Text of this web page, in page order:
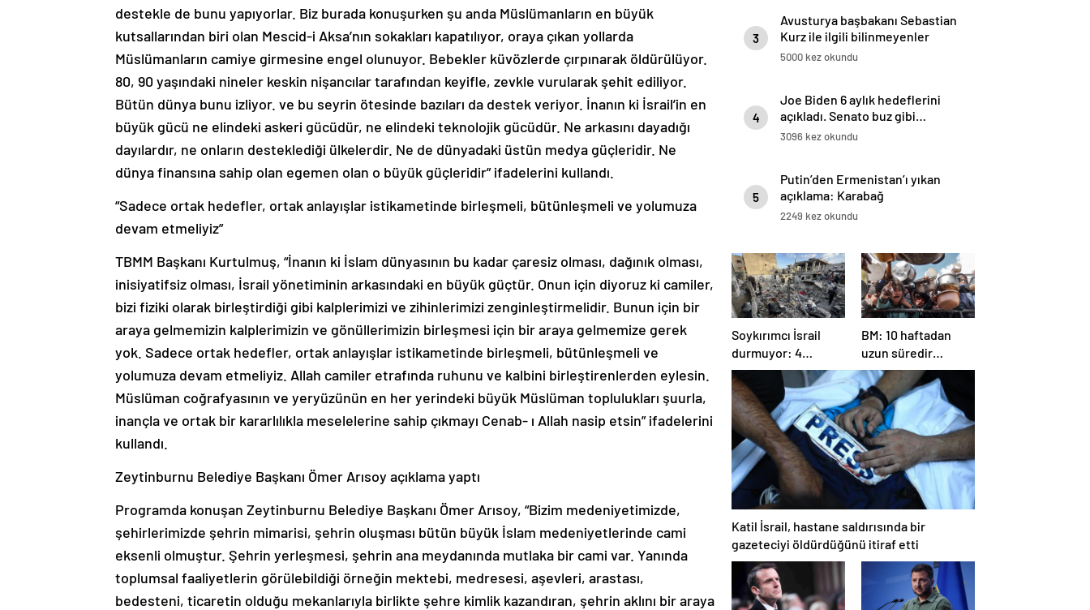
destekle de bunu yapıyorlar. Biz burada konuşurken şu anda Müslümanların en büyük
kutsallarından biri olan Mescid-i Aksa’nın sokakları kapatılıyor, oraya çıkan yollarda
Müslümanların camiye girmesine engel olunuyor. Bebekler küvözlerde çırpınarak öldürülüyor.
80, 90 yaşındaki nineler keskin nişancılar tarafından keyifle, zevkle vurularak şehit ediliyor.
Bütün dünya bunu izliyor. ve bu seyrin ötesinde bazıları da destek veriyor. İnanın ki İsrail’in en
büyük gücü ne elindeki askeri gücüdür, ne elindeki teknolojik gücüdür. Ne arkasını dayadığı
dayılardır, ne onların desteklediği ülkelerdir. Ne de dünyadaki üstün medya güçleridir. Ne
dünya finansına sahip olan egemen olan o büyük güçleridir” ifadelerini kullandı.
“Sadece ortak hedefler, ortak anlayışlar istikametinde birleşmeli, bütünleşmeli ve yolumuza
devam etmeliyiz”
TBMM Başkanı Kurtulmuş, “İnanın ki İslam dünyasının bu kadar çaresiz olması, dağınık olması,
inisiyatifsiz olması, İsrail yönetiminin arkasındaki en büyük güçtür. Onun için diyoruz ki camiler,
bizi fiziki olarak birleştirdiği gibi kalplerimizi ve zihinlerimizi zenginleştirmelidir. Bunun için bir
araya gelmemizin kalplerimizin ve gönüllerimizin birleşmesi için bir araya gelmemize gerek
yok. Sadece ortak hedefler, ortak anlayışlar istikametinde birleşmeli, bütünleşmeli ve
yolumuza devam etmeliyiz. Allah camiler etrafında ruhunu ve kalbini birleştirenlerden eylesin.
Müslüman coğrafyasının ve yeryüzünün en her yerindeki büyük Müslüman toplulukları şuurla,
inançla ve ortak bir kararlılıkla meselelerine sahip çıkmayı Cenab- ı Allah nasip etsin” ifadelerini
kullandı.
Zeytinburnu Belediye Başkanı Ömer Arısoy açıklama yaptı
Programda konuşan Zeytinburnu Belediye Başkanı Ömer Arısoy, “Bizim medeniyetimizde,
şehirlerimizde şehrin mimarisi, şehrin oluşması bütün büyük İslam medeniyetlerinde cami
eksenli olmuştur. Şehrin yerleşmesi, şehrin ana meydanında mutlaka bir cami var. Yanında
toplumsal faaliyetlerin görülebildiği örneğin mektebi, medresesi, aşevleri, arastası,
bedesteni, ticaretin olduğu mekanlarıyla birlikte şehre kimlik kazandıran, şehrin aklını bir araya
3
Avusturya başbakanı Sebastian
Kurz ile ilgili bilinmeyenler
5000 kez okundu
4
Joe Biden 6 aylık hedeflerini
açıkladı. Senato buz gibi…
3096 kez okundu
5
Putin’den Ermenistan’ı yıkan
açıklama: Karabağ
Azerbaycan’ın ayrılmaz bir
2249 kez okundu
Soykırımcı İsrail
durmuyor: 4
Filistinli öldü, çok
sayıda yaralı var
BM: 10 haftadan
uzun süredir
Gazze’ye yiyecek,
ilaç, su, çadır
girmedi
Katil İsrail, hastane saldırısında bir
gazeteciyi öldürdüğünü itiraf etti